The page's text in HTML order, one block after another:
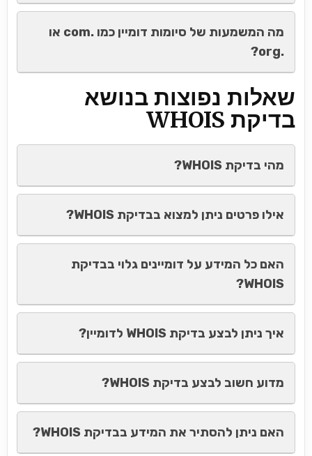
מה המשמעות של סיומות דומיין כמו .com או
.org?
שאלות נפוצות בנושא
בדיקת WHOIS
מהי בדיקת WHOIS?
אילו פרטים ניתן למצוא בבדיקת WHOIS?
האם כל המידע על דומיינים גלוי בבדיקת
WHOIS?
איך ניתן לבצע בדיקת WHOIS לדומיין?
מדוע חשוב לבצע בדיקת WHOIS?
האם ניתן להסתיר את המידע בבדיקת WHOIS?